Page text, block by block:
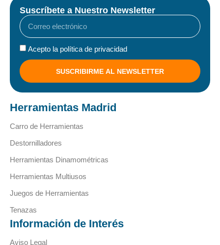
Suscríbete a Nuestro Newsletter
Acepto la política de privacidad
SUSCRIBIRME AL NEWSLETTER
Herramientas Madrid
Carro de Herramientas
Destornilladores
Herramientas Dinamométricas
Herramientas Multiusos
Juegos de Herramientas
Tenazas
Información de Interés
Aviso Legal